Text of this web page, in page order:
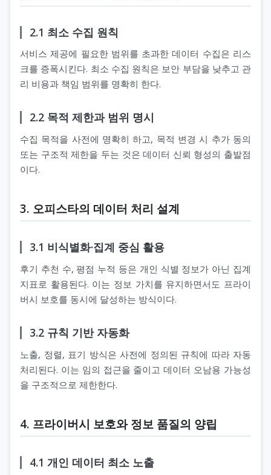
2.1 최소 수집 원칙
서비스 제공에 필요한 범위를 초과한 데이터 수집은 리스
크를 증폭시킨다. 최소 수집 원칙은 보안 부담을 낮추고 관
리 비용과 책임 범위를 명확히 한다.
2.2 목적 제한과 범위 명시
수집 목적을 사전에 명확히 하고, 목적 변경 시 추가 동의
또는 구조적 제한을 두는 것은 데이터 신뢰 형성의 출발점
이다.
3. 오피스타의 데이터 처리 설계
3.1 비식별화·집계 중심 활용
후기 추천 수, 평점 누적 등은 개인 식별 정보가 아닌 집계
지표로 활용된다. 이는 정보 가치를 유지하면서도 프라이
버시 보호를 동시에 달성하는 방식이다.
3.2 규칙 기반 자동화
노출, 정렬, 표기 방식은 사전에 정의된 규칙에 따라 자동
처리된다. 이는 임의 접근을 줄이고 데이터 오남용 가능성
을 구조적으로 제한한다.
4. 프라이버시 보호와 정보 품질의 양립
4.1 개인 데이터 최소 노출